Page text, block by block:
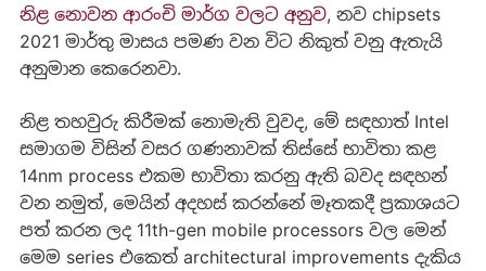
නිළ නොවන ආරංචි මාර්ග වලට අනුව, නව chipsets
2021 මාර්තු මාසය පමණ වන විට නිකුත් වනු ඇතැයි
අනුමාන කෙරෙනවා.
නිළ තහවුරු කිරීමක් නොමැති වුවද, මේ සඳහාත් Intel
සමාගම විසින් වසර ගණනාවක් තිස්සේ භාවිතා කළ
14nm process එකම භාවිතා කරනු ඇති බවද සඳහන්
වන නමුත්, මෙයින් අදහස් කරන්නේ මෑතකදී ප්‍රකාශයට
පත් කරන ලද 11th-gen mobile processors වල මෙන්
මෙම series එකෙත් architectural improvements දැකිය